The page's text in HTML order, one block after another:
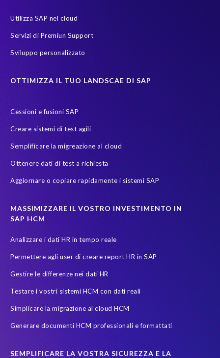
Governance, Risk Management and Compliance (GRC)
Group Elephant Human Resources
Intelligent HR and Payroll
Payroll reporting Production system Riduzionedellapovertà
Sandbox Secure scrambled production data for testing
Soterion SuccessFactors' Employee Central Payroll
System Landscape Optimization Transformation
Transformation without re-implementation Upgrade
Variance Monitor anonymised data
elefanti, rinoceronti e persone garante dalla privacy
groupelephant.com privacy quality of test data
sicurezza dati test data masking
Utilizza SAP nel cloud
Servizi di Premiun Support
Sviluppo personalizzato
OTTIMIZZA IL TUO LANDSCAE DI SAP
Cessioni e fusioni SAP
Creare sistemi di test agili
Semplificare la migreazione al cloud
Ottenere dati di test a richiesta
Aggiornare o copiare rapidamente i sistemi SAP
MASSIMIZZARE IL VOSTRO INVESTIMENTO IN
SAP HCM
Analizzare i dati HR in tempo reale
Permettere agli user di creare report HR in SAP
Gestire le differenze nei dati HR
Testare i vostri sistemi HCM con dati reali
Simplicare la migrazione al cloud HCM
Generare documenti HCM professionali e formattati
SEMPLIFICARE LA VOSTRA SICUREZZA E LA